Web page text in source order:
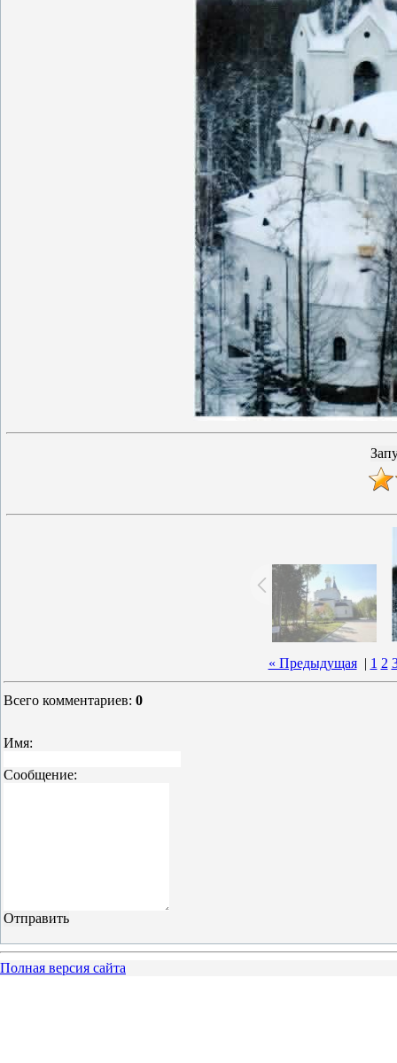
« Предыдущая| 1 2
Всего комментариев: 0
Имя:
Сообщение:
Полная версия сайта